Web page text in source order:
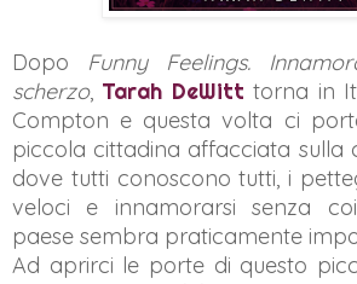
Dopo Funny Feelings.
scherzo, Tarah DeWitt torna in
Compton e questa volta ci
piccola cittadina affacciata sulla
dove tutti conoscono tutti, i
veloci e innamorarsi senza
paese sembra praticamente
Ad aprirci le porte di questo